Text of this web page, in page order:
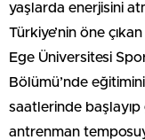
yaşlarda enerjisini
Türkiye’nin öne
Ege Üniversitesi
Bölümü’nde
saatlerinde
antrenman